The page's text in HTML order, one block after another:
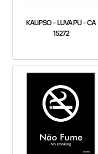
KALIPSO – LUVA PU – CA
15272